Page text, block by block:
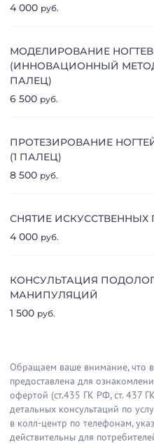
4 000 руб.
МОДЕЛИРОВАНИЕ
(ИННОВАЦИОННЫЙ МЕТОД
ПАЛЕЦ)
6 500 руб.
ПРОТЕЗИРОВАНИЕ
(1 ПАЛЕЦ)
8 500 руб.
СНЯТИЕ ИСКУССТВЕННЫХ
4 000 руб.
КОНСУЛЬТАЦИЯ
МАНИПУЛЯЦИЙ
1 500 руб.
Обращаем ваше внимание, что
предоставлена для
офертой (ст.435 ГК РФ, cт. 437
детальных консультаций по
в колл-центр по телефонам,
действительны для